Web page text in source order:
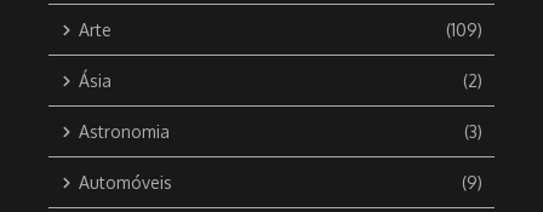
Arte (109)
Ásia (2)
Astronomia (3)
Automóveis (9)